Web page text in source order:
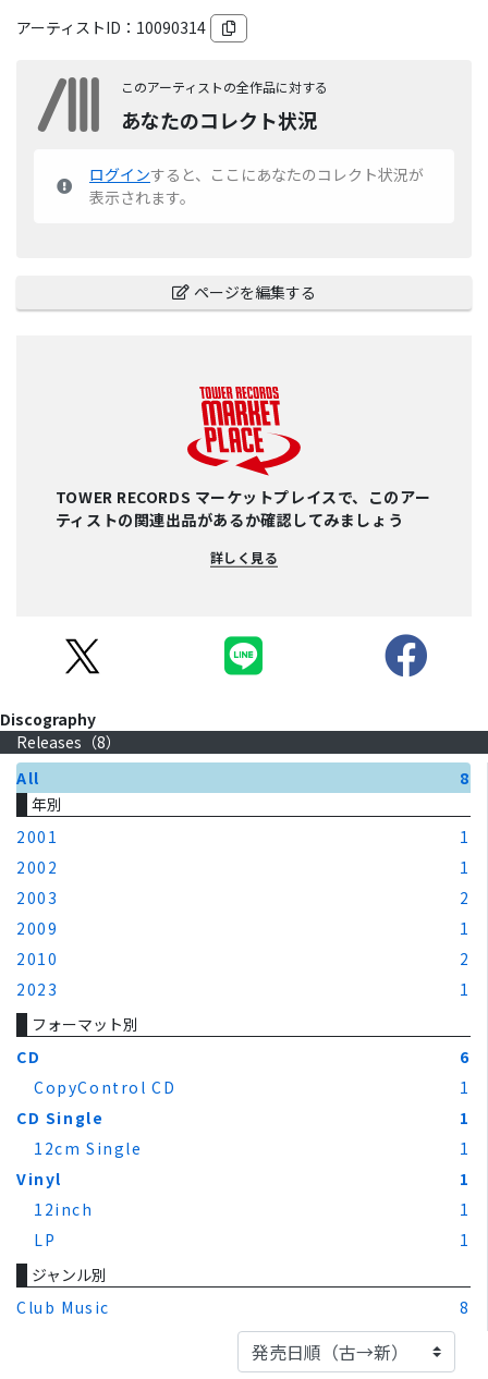
アーティストID： 10090314
このアーティストの全作品に対する
あなたのコレクト状況
ログインすると、ここにあなたのコレクト状況が
表示されます。
ページを編集する
TOWER RECORDS マーケットプレイスで、このアー
ティストの関連出品があるか確認してみましょう
詳しく見る
Discography
Releases（8）
All
8
年別
2001
1
2002
1
2003
2
2009
1
2010
2
2023
1
フォーマット別
CD
6
CopyControl CD
1
CD Single
1
12cm Single
1
Vinyl
1
12inch
1
LP
1
ジャンル別
Club Music
8